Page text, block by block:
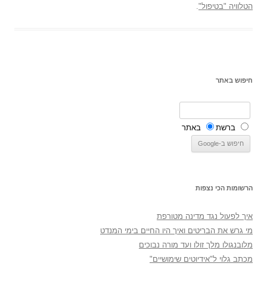
הטלוויה "בטיפול".
חיפוש באתר
ברשת באתר
הרשומות הכי נצפות
איך לפעול נגד מדינה מטורפת
מי גרש את הבריטים ואיך היו החיים בימי המנדט
מלובנגולו מלך זולו ועד מורה נבוכים
מכתב גלוי ל"אידיוטים שימושיים"